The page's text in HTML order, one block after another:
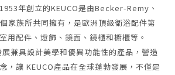
1953年創立的KEUCO是由Becker-Remy、
家族所共同擁有， 是歐洲頂級衛浴配件第
用配件、燈飾、鏡面、鏡櫃和櫥櫃等。
兼具設計美學和優異功能性的產品，營造
，讓 KEUCO產品在全球蓬勃發展，不僅是